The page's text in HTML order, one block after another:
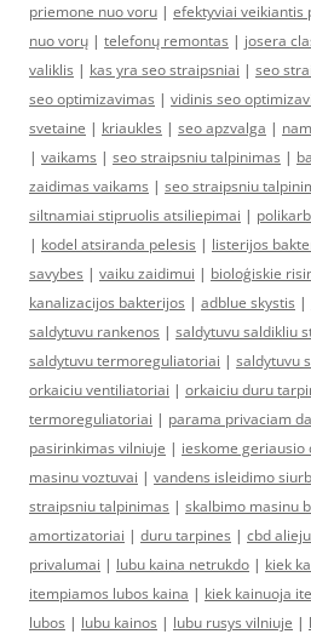
priemone nuo voru | efektyviai veikiantis
nuo vorų | telefonų remontas | josera
valiklis | kas yra seo straipsniai | seo
seo optimizavimas | vidinis seo
svetaine | kriaukles | seo apzvalga |
| vaikams | seo straipsniu talpinimas |
zaidimas vaikams | seo straipsniu
siltnamiai stipruolis atsiliepimai |
| kodel atsiranda pelesis | listerijos
savybes | vaiku zaidimui | bioloģiskie
kanalizacijos bakterijos | adblue skystis |
saldytuvu rankenos | saldytuvu saldikliu
saldytuvu termoreguliatoriai | saldytuvu
orkaiciu ventiliatoriai | orkaiciu duru
termoreguliatoriai | parama privaciam
pasirinkimas vilniuje | ieskome geriausio
masinu voztuvai | vandens isleidimo
straipsniu talpinimas | skalbimo masinu
amortizatoriai | duru tarpines | cbd
privalumai | lubu kaina netrukdo | kiek
itempiamos lubos kaina | kiek kainuoja
lubos | lubu kainos | lubu rusys vilniuje |